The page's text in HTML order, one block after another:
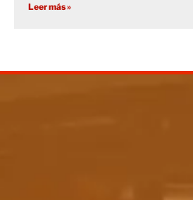
Leer más »